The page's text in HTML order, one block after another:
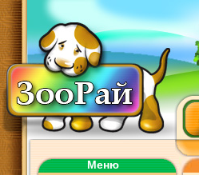
Меню